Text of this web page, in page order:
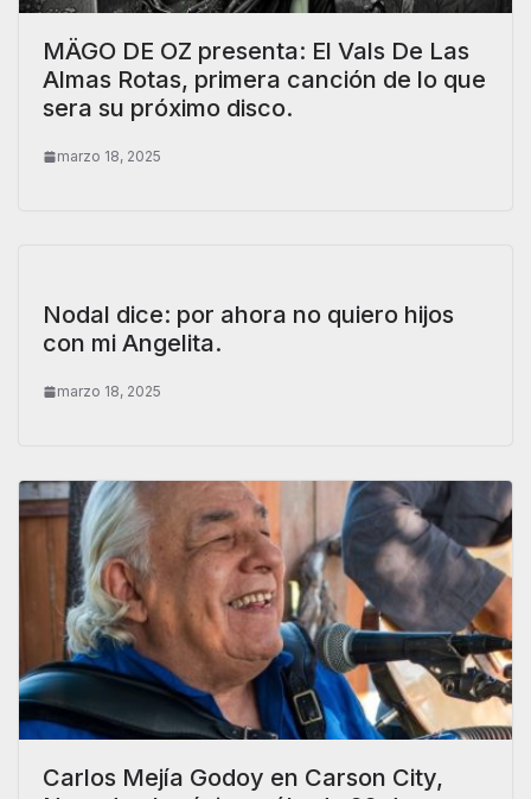
MÄGO DE OZ presenta: El Vals De Las
Almas Rotas, primera canción de lo que
sera su próximo disco.
marzo 18, 2025
Nodal dice: por ahora no quiero hijos
con mi Angelita.
marzo 18, 2025
Carlos Mejía Godoy en Carson City,